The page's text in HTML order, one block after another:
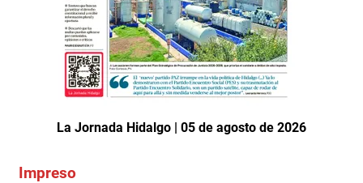
La Jornada Hidalgo | 05 de agosto de 2026
Impreso